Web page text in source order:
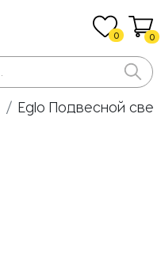
0 0
Eglo Подвесной